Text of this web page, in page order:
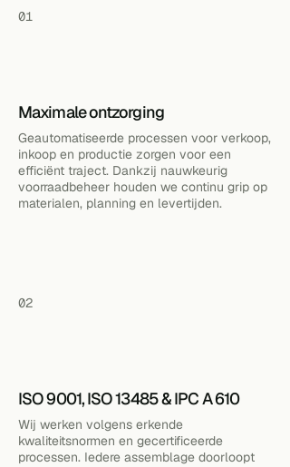
01
Maximale ontzorging
Geautomatiseerde processen voor verkoop,
inkoop en productie zorgen voor een
efficiënt traject. Dankzij nauwkeurig
voorraadbeheer houden we continu grip op
materialen, planning en levertijden.
02
ISO 9001, ISO 13485 & IPC A 610
Wij werken volgens erkende
kwaliteitsnormen en gecertificeerde
processen. Iedere assemblage doorloopt